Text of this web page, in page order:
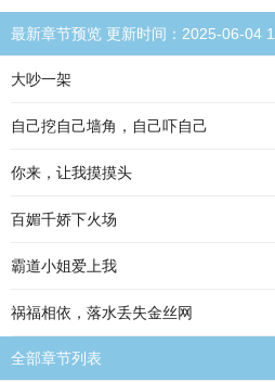
最新章节预览 更新时间：2025-06-04
大吵一架
自己挖自己墙角，自己吓自己
你来，让我摸摸头
百媚千娇下火场
霸道小姐爱上我
祸福相依，落水丢失金丝网
全部章节列表